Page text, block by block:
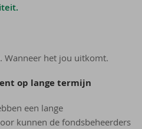
Wanneer het jou uitkomt.
op lange termijn
een lange
kunnen de fondsbeheerders